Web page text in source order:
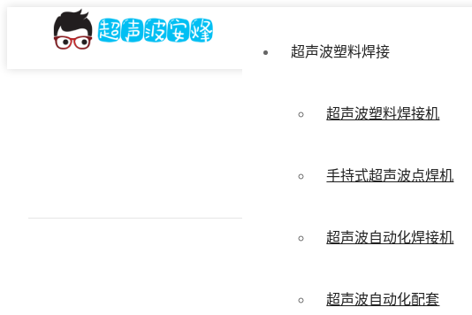
超声波塑料焊接
超声波塑料焊接机
手持式超声波点焊机
超声波自动化焊接机
超声波自动化配套